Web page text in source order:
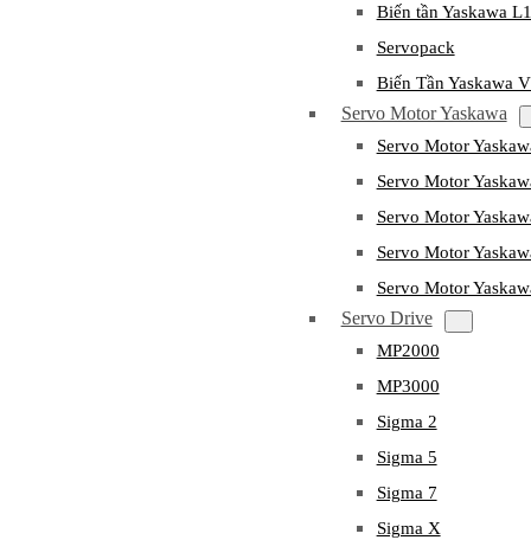
Biến tần Yaskawa
Servopack
Biến Tần Yaskawa
Servo Motor Yaskawa
Servo Motor
Servo Motor
Servo Motor
Servo Motor
Servo Motor
Servo Drive
MP2000
MP3000
Sigma 2
Sigma 5
Sigma 7
Sigma X